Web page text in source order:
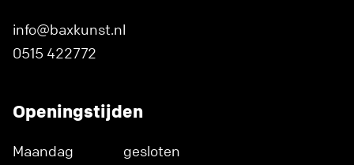
info@baxkunst.nl
0515 422772
Openingstijden
Maandag
gesloten